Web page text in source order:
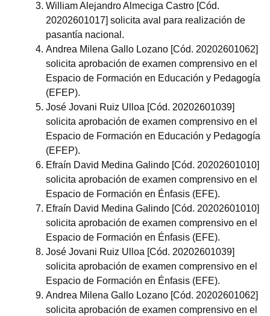
William Alejandro Almeciga Castro [Cód.
20202601017] solicita aval para realización de
pasantía nacional.
Andrea Milena Gallo Lozano [Cód. 20202601062]
solicita aprobación de examen comprensivo en el
Espacio de Formación en Educación y Pedagogía
(EFEP).
José Jovani Ruiz Ulloa [Cód. 20202601039]
solicita aprobación de examen comprensivo en el
Espacio de Formación en Educación y Pedagogía
(EFEP).
Efraín David Medina Galindo [Cód. 20202601010]
solicita aprobación de examen comprensivo en el
Espacio de Formación en Énfasis (EFE).
Efraín David Medina Galindo [Cód. 20202601010]
solicita aprobación de examen comprensivo en el
Espacio de Formación en Énfasis (EFE).
José Jovani Ruiz Ulloa [Cód. 20202601039]
solicita aprobación de examen comprensivo en el
Espacio de Formación en Énfasis (EFE).
Andrea Milena Gallo Lozano [Cód. 20202601062]
solicita aprobación de examen comprensivo en el